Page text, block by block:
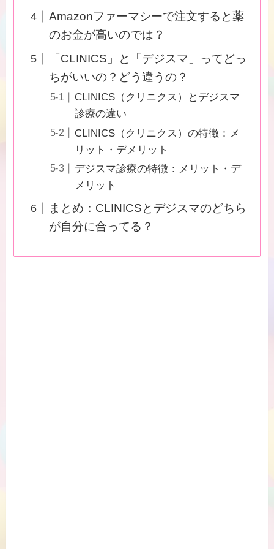
Amazonファーマシーで注文すると薬
のお金が高いのでは？
「CLINICS」と「デジスマ」ってどっ
ちがいいの？どう違うの？
CLINICS（クリニクス）とデジスマ
診療の違い
CLINICS（クリニクス）の特徴：メ
リット・デメリット
デジスマ診療の特徴：メリット・デ
メリット
まとめ：CLINICSとデジスマのどちら
が自分に合ってる？